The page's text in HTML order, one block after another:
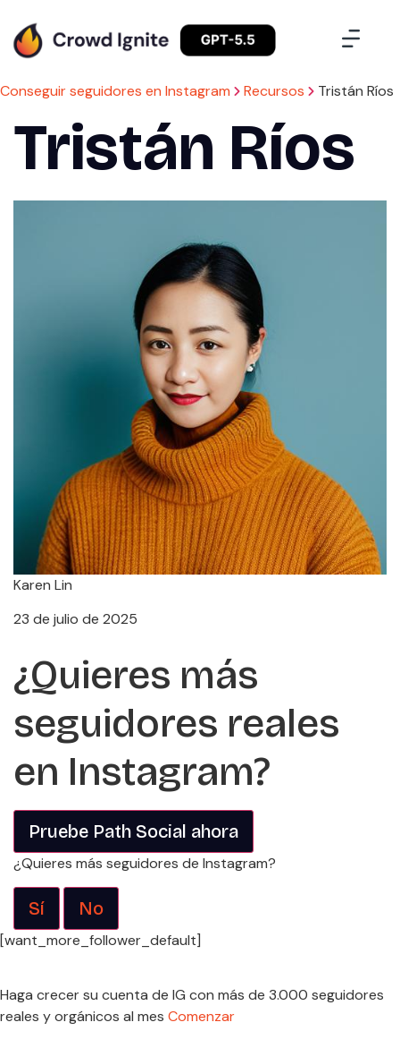
Conseguir seguidores en Instagram Recursos Tristán Ríos
Tristán Ríos
Karen Lin
23 de julio de 2025
¿Quieres más
seguidores reales
en Instagram?
Pruebe Path Social ahora
¿Quieres más seguidores de Instagram?
Sí No
[want_more_follower_default]
Haga crecer su cuenta de IG con más de 3.000 seguidores
reales y orgánicos al mes Comenzar